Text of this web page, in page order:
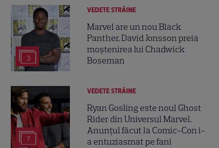
3
VEDETE STRĂINE
Marvel are un nou Black
Panther. David Jonsson preia
moștenirea lui Chadwick
Boseman
7
VEDETE STRĂINE
Ryan Gosling este noul Ghost
Rider din Universul Marvel.
Anunțul făcut la Comic-Con i-
a entuziasmat pe fani